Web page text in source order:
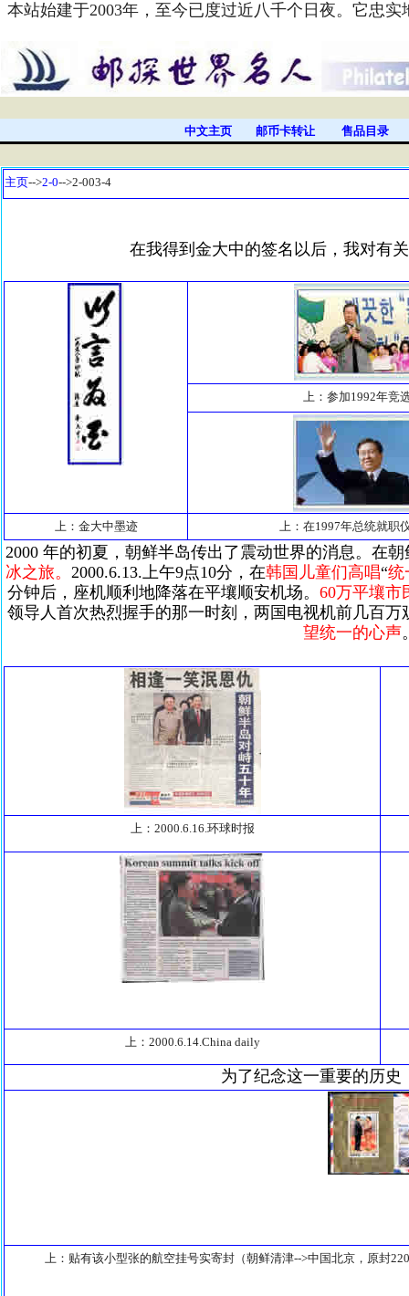
本站始建于2003年，至今已度过近八千个日夜。它忠
中文主页 邮币卡转让 售品目录
主页-->2-0-->2-003-4
在我得到金大中的签名以后，我对有
上：参加1992年竞
上：金大中墨迹 上：在1997年总统就职
2000 年的初夏，朝鲜半岛传出了震动世界的消息。在
冰之旅。 2000.6.13.上午9点10分，在韩国儿童们高唱“统
分钟后，座机顺利地降落在平壤顺安机场。 60万平壤市
领导人首次热烈握手的那一时刻，两国电视机前几百
望统一的心声
上：2000.6.16.环球时报
上：2000.6.14.China daily
为了纪念这一重要的历史
上：贴有该小型张的航空挂号实寄封（朝鲜清津-->中国北京，原封